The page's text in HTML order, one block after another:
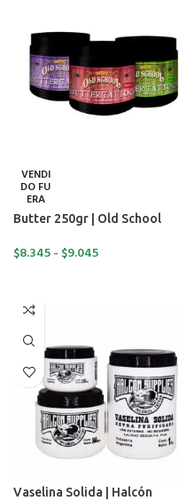
VENDI
DO FU
ERA
Butter 250gr | Old School
$8.345- $9.045
Vaselina Solida | Halcón